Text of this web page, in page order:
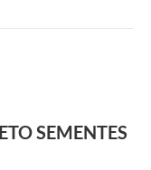
SEMENTES